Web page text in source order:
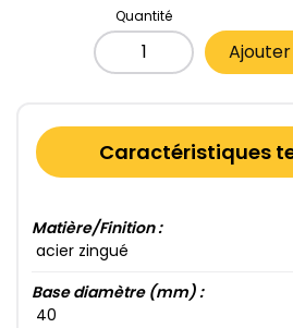
Quantité
Caractéristiques
Matière/Finition :
acier zingué
Base diamètre (mm) :
40​